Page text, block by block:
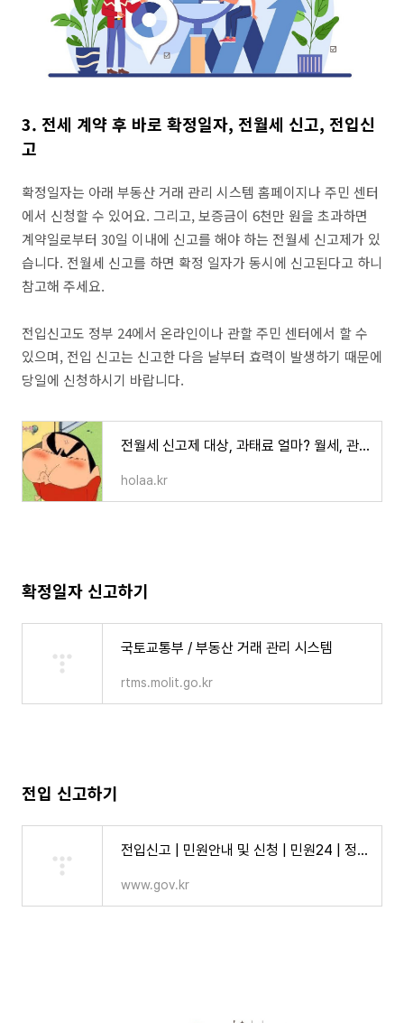
3. 전세 계약 후 바로 확정일자, 전월세 신고, 전입신
고
확정일자는 아래 부동산 거래 관리 시스템 홈페이지나 주민 센터
에서 신청할 수 있어요. 그리고, 보증금이 6천만 원을 초과하면
계약일로부터 30일 이내에 신고를 해야 하는 전월세 신고제가 있
습니다. 전월세 신고를 하면 확정 일자가 동시에 신고된다고 하니
참고해 주세요.
전입신고도 정부 24에서 온라인이나 관할 주민 센터에서 할 수
있으며, 전입 신고는 신고한 다음 날부터 효력이 발생하기 때문에
당일에 신청하시기 바랍니다.
전월세 신고제 대상, 과태료 얼마? 월세, 관리비 29만원 월세꼼수 주의!
holaa.kr
확정일자 신고하기
국토교통부 / 부동산 거래 관리 시스템
rtms.molit.go.kr
전입 신고하기
전입신고 | 민원안내 및 신청 | 민원24 | 정부24
www.gov.kr